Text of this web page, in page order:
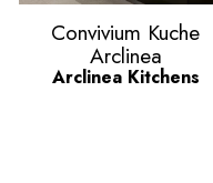
Vorschau
Convivium Kuche
Arclinea
Arclinea Kitchens